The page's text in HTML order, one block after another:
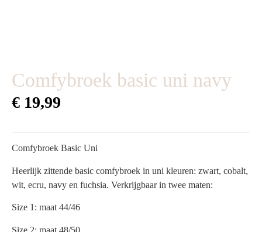
Comfybroek basic uni navy
€ 19,99
Comfybroek Basic Uni
Heerlijk zittende basic comfybroek in uni kleuren: zwart, cobalt,
wit, ecru, navy en fuchsia. Verkrijgbaar in twee maten:
Size 1: maat 44/46
Size 2: maat 48/50